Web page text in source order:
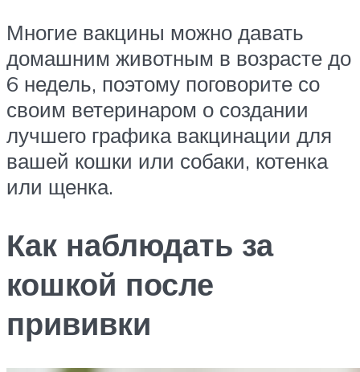
Многие вакцины можно давать
домашним животным в возрасте до
6 недель, поэтому поговорите со
своим ветеринаром о создании
лучшего графика вакцинации для
вашей кошки или собаки, котенка
или щенка.
Как наблюдать за
кошкой после
прививки